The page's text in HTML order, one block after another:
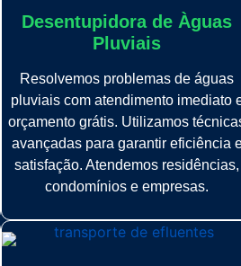
Desentupidora de Àguas
Pluviais
Resolvemos problemas de águas
pluviais com atendimento imediato
orçamento grátis. Utilizamos
avançadas para garantir eficiência
satisfação. Atendemos residências,
condomínios e empresas.